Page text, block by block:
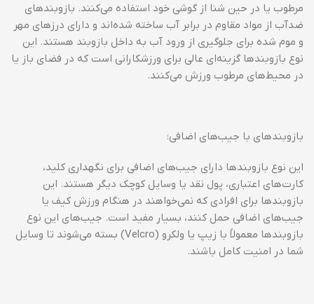
مرطوب یا در حین شنا از گوشی خود استفاده می‌کنند. بازوبندهای
ضدآب از مواد مقاوم در برابر آب ساخته شده‌اند و دارای درزهای مهر
و موم شده برای جلوگیری از ورود آب به داخل بازوبند هستند. این
نوع بازوبندها گزینه‌ای عالی برای ورزشکارانی است که در فضای باز یا
در محیط‌های مرطوب ورزش می‌کنند.
بازوبندهای با جیب‌های اضافی:
این نوع بازوبندها دارای جیب‌های اضافی برای نگهداری کلید،
کارت‌های اعتباری، پول نقد یا وسایل کوچک دیگر هستند. این
بازوبندها برای افرادی که نمی‌خواهند در هنگام ورزش کیف یا
جیب‌های اضافی حمل کنند، بسیار مفید است. جیب‌های این نوع
بازوبندها معمولاً با زیپ یا ولکرو (Velcro) بسته می‌شوند تا وسایل
شما در امنیت کامل باشند.